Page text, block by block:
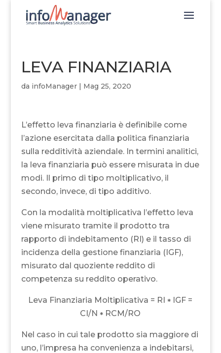
LEVA FINANZIARIA
da infoManager| Mag 25, 2020
L’effetto leva finanziaria è definibile come
l’azione esercitata dalla politica finanziaria
sulla redditività aziendale. In termini analitici,
la leva finanziaria può essere misurata in due
modi. Il primo di tipo moltiplicativo, il
secondo, invece, di tipo additivo.
Con la modalità moltiplicativa l’effetto leva
viene misurato tramite il prodotto tra
rapporto di indebitamento (RI) e il tasso di
incidenza della gestione finanziaria (IGF),
misurato dal quoziente reddito di
competenza su reddito operativo.
Leva Finanziaria Moltiplicativa = RI* IGF =
CI/N* RCM/RO
Nel caso in cui tale prodotto sia maggiore di
uno, l’impresa ha convenienza a indebitarsi,